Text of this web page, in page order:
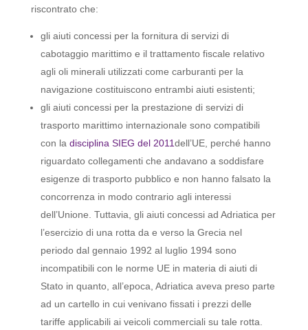
riscontrato che:
gli aiuti concessi per la fornitura di servizi di
cabotaggio marittimo e il trattamento fiscale relativo
agli oli minerali utilizzati come carburanti per la
navigazione costituiscono entrambi aiuti esistenti;
gli aiuti concessi per la prestazione di servizi di
trasporto marittimo internazionale sono compatibili
con la disciplina SIEG del 2011dell’UE, perché hanno
riguardato collegamenti che andavano a soddisfare
esigenze di trasporto pubblico e non hanno falsato la
concorrenza in modo contrario agli interessi
dell’Unione. Tuttavia, gli aiuti concessi ad Adriatica per
l’esercizio di una rotta da e verso la Grecia nel
periodo dal gennaio 1992 al luglio 1994 sono
incompatibili con le norme UE in materia di aiuti di
Stato in quanto, all’epoca, Adriatica aveva preso parte
ad un cartello in cui venivano fissati i prezzi delle
tariffe applicabili ai veicoli commerciali su tale rotta.